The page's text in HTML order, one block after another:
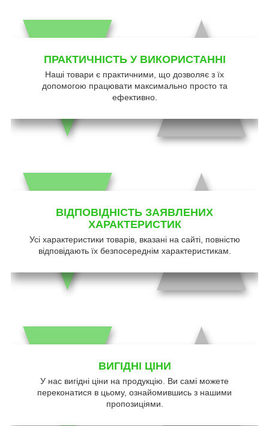
ПРАКТИЧНІСТЬ У ВИКОРИСТАННІ
Наші товари є практичними, що дозволяє з їх
допомогою працювати максимально просто та
ефективно.
ВІДПОВІДНІСТЬ ЗАЯВЛЕНИХ
ХАРАКТЕРИСТИК
Усі характеристики товарів, вказані на сайті, повністю
відповідають їх безпосереднім характеристикам.
ВИГІДНІ ЦІНИ
У нас вигідні ціни на продукцію. Ви самі можете
переконатися в цьому, ознайомившись з нашими
пропозиціями.